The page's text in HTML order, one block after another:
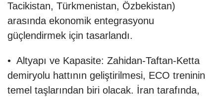
Tacikistan, Türkmenistan, Özbekistan)
arasında ekonomik entegrasyonu
güçlendirmek için tasarlandı.
• Altyapı ve Kapasite: Zahidan-Taftan-Ketta
demiryolu hattının geliştirilmesi, ECO treninin
temel taşlarından biri olacak. İran tarafında,